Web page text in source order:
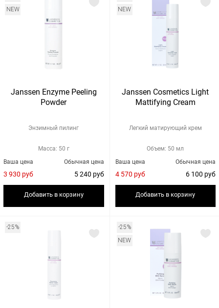
NEW
Janssen Enzyme Peeling
Powder
Энзимный пилинг
Масса: 50 г
Обычная цена
5 240 руб
Ваша цена
3 930 руб
Добавить в корзину
NEW
Janssen Cosmetics Light
Mattifying Cream
Легкий матирующий крем
Объем: 50 мл
Обычная цена
6 100 руб
Ваша цена
4 570 руб
Добавить в корзину
-25%
-25%
NEW